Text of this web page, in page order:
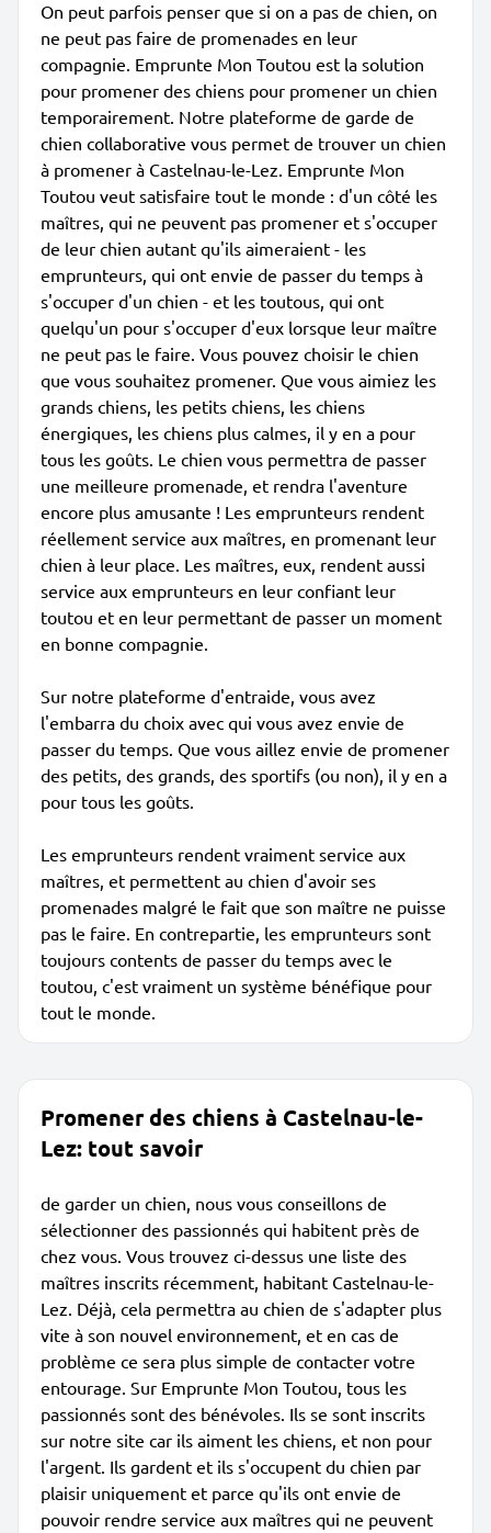
On peut parfois penser que si on a pas de chien, on
ne peut pas faire de promenades en leur
compagnie. Emprunte Mon Toutou est la solution
pour promener des chiens pour promener un chien
temporairement. Notre plateforme de garde de
chien collaborative vous permet de trouver un chien
à promener à Castelnau-le-Lez. Emprunte Mon
Toutou veut satisfaire tout le monde : d'un côté les
maîtres, qui ne peuvent pas promener et s'occuper
de leur chien autant qu'ils aimeraient - les
emprunteurs, qui ont envie de passer du temps à
s'occuper d'un chien - et les toutous, qui ont
quelqu'un pour s'occuper d'eux lorsque leur maître
ne peut pas le faire. Vous pouvez choisir le chien
que vous souhaitez promener. Que vous aimiez les
grands chiens, les petits chiens, les chiens
énergiques, les chiens plus calmes, il y en a pour
tous les goûts. Le chien vous permettra de passer
une meilleure promenade, et rendra l'aventure
encore plus amusante ! Les emprunteurs rendent
réellement service aux maîtres, en promenant leur
chien à leur place. Les maîtres, eux, rendent aussi
service aux emprunteurs en leur confiant leur
toutou et en leur permettant de passer un moment
en bonne compagnie.
Sur notre plateforme d'entraide, vous avez
l'embarra du choix avec qui vous avez envie de
passer du temps. Que vous aillez envie de promener
des petits, des grands, des sportifs (ou non), il y en a
pour tous les goûts.
Les emprunteurs rendent vraiment service aux
maîtres, et permettent au chien d'avoir ses
promenades malgré le fait que son maître ne puisse
pas le faire. En contrepartie, les emprunteurs sont
toujours contents de passer du temps avec le
toutou, c'est vraiment un système bénéfique pour
tout le monde.
Promener des chiens à Castelnau-le-
Lez: tout savoir
de garder un chien, nous vous conseillons de
sélectionner des passionnés qui habitent près de
chez vous. Vous trouvez ci-dessus une liste des
maîtres inscrits récemment, habitant Castelnau-le-
Lez. Déjà, cela permettra au chien de s'adapter plus
vite à son nouvel environnement, et en cas de
problème ce sera plus simple de contacter votre
entourage. Sur Emprunte Mon Toutou, tous les
passionnés sont des bénévoles. Ils se sont inscrits
sur notre site car ils aiment les chiens, et non pour
l'argent. Ils gardent et ils s'occupent du chien par
plaisir uniquement et parce qu'ils ont envie de
pouvoir rendre service aux maîtres qui ne peuvent